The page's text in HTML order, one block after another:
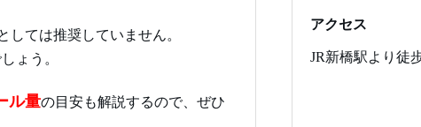
ては推奨していません。
ょう。
ル量の目安も解説するので、ぜひ
レビトラの禁
シアリスの副
器質性EDの特
EDの治し方・
の基本知識
液5%
アクセス
JR新橋駅より徒